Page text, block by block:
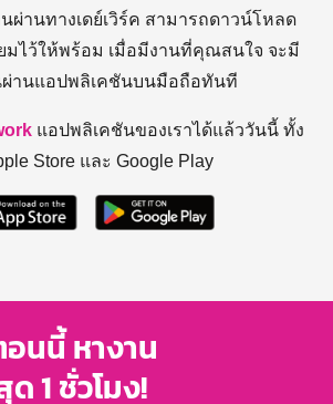
ผ่านทางเดย์เวิร์ค สามารถดาวน์โหลด
มไว้ให้พร้อม เมื่อมีงานที่คุณสนใจ จะมี
ผ่านแอปพลิเคชันบนมือถือทันที
แอปพลิเคชันของเราได้แล้ววันนี้ ทั้ง
Store และ Google Play
นนี้ หางาน
1 ชั่วโมง!